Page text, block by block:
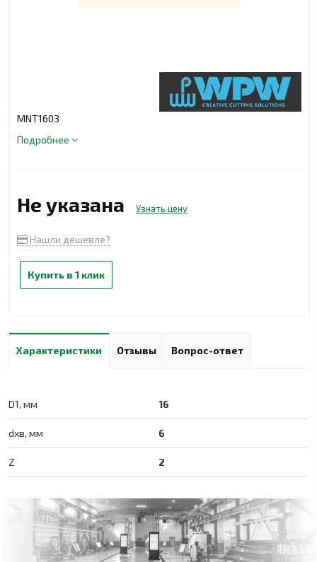
MNT1603
Подробнее
Не указана Узнать цену
Нашли дешевле?
Купить в 1 клик
Характеристики Отзывы Вопрос-ответ
D1, мм 16
dхв, мм 6
Z 2